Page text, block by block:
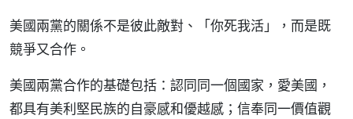
美國兩黨的關係不是彼此敵對、「你死我活」，而是既
競爭又合作。
美國兩黨合作的基礎包括：認同同一個國家，愛美國，
都具有美利堅民族的自豪感和優越感；信奉同一價值觀